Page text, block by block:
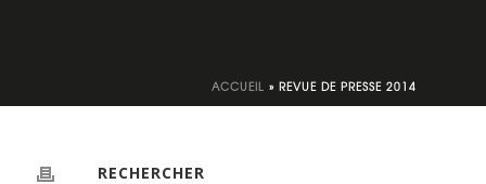
ACCUEIL » REVUE DE PRESSE 2014
RECHERCHER